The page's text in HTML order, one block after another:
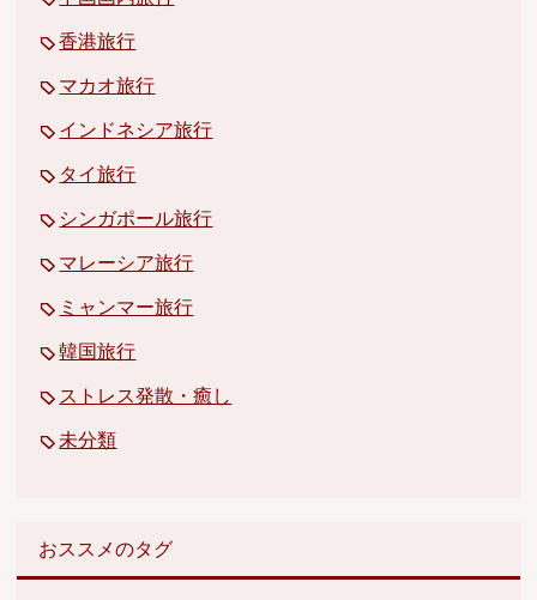
香港旅行
マカオ旅行
インドネシア旅行
タイ旅行
シンガポール旅行
マレーシア旅行
ミャンマー旅行
韓国旅行
ストレス発散・癒し
未分類
おススメのタグ